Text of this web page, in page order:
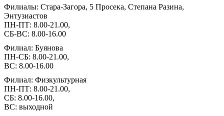
Филиалы: Стара-Загора, 5 Просека, Степана Разина,
Энтузиастов
ПН-ПТ: 8.00-21.00,
СБ-ВС: 8.00-16.00
Филиал: Буянова
ПН-СБ: 8.00-21.00,
ВС: 8.00-16.00
Филиал: Физкультурная
ПН-ПТ: 8.00-21.00,
СБ: 8.00-16.00,
ВС: выходной